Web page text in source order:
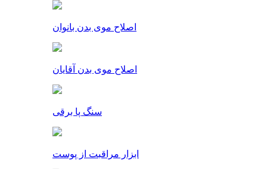
اصلاح موی بدن بانوان
اصلاح موی بدن آقایان
سنگ پا برقی
ابزار مراقبت از پوست